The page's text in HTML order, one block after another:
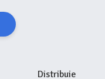
Distribuie